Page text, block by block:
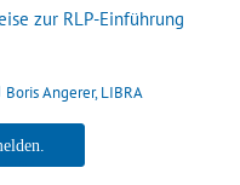
zur RLP-Einführung
Boris Angerer, LIBRA